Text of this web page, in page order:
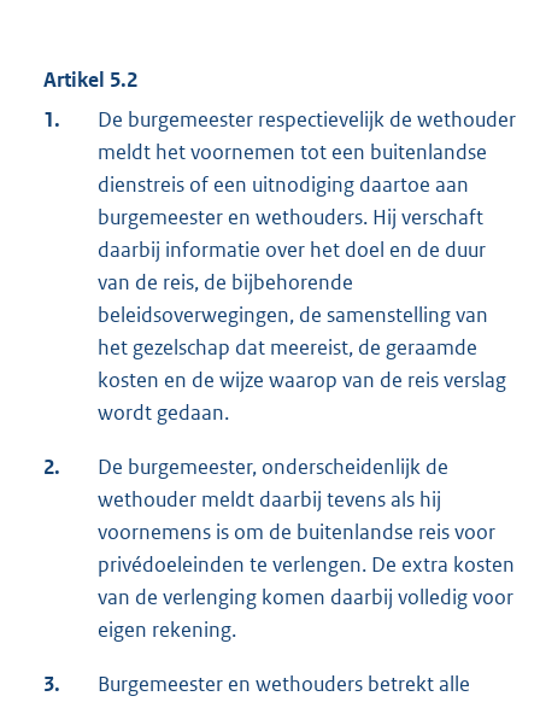
Artikel 5.2
1.
De burgemeester respectievelijk de wethouder
meldt het voornemen tot een buitenlandse
dienstreis of een uitnodiging daartoe aan
burgemeester en wethouders. Hij verschaft
daarbij informatie over het doel en de duur
van de reis, de bijbehorende
beleidsoverwegingen, de samenstelling van
het gezelschap dat meereist, de geraamde
kosten en de wijze waarop van de reis verslag
wordt gedaan.
2.
De burgemeester, onderscheidenlijk de
wethouder meldt daarbij tevens als hij
voornemens is om de buitenlandse reis voor
privédoeleinden te verlengen. De extra kosten
van de verlenging komen daarbij volledig voor
eigen rekening.
3.
Burgemeester en wethouders betrekt alle